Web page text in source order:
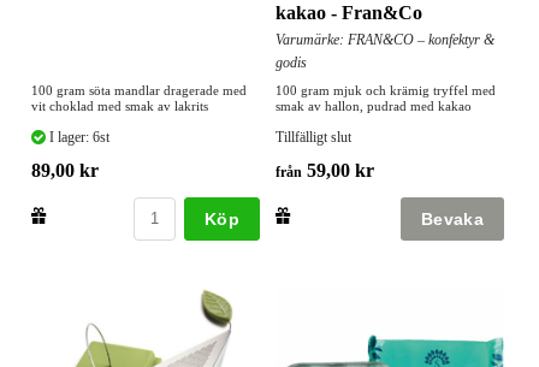
100 gram söta mandlar dragerade med
vit choklad med smak av lakrits
I lager: 6st
89,00 kr
Köp
kakao - Fran&Co
Varumärke: FRAN&CO – konfektyr &
godis
100 gram mjuk och krämig tryffel med
smak av hallon, pudrad med kakao
Tillfälligt slut
från 59,00 kr